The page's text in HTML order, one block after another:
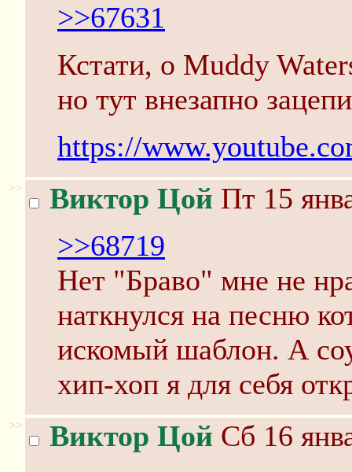
>>67631
Кстати, о Muddy
но тут внезапно
https://
>> Виктор Цой Пт 15
>>68719
Нет "Браво" мне не
наткнулся на песню
искомый шаблон. А
хип-хоп я для себя
>> Виктор Цой Сб 16